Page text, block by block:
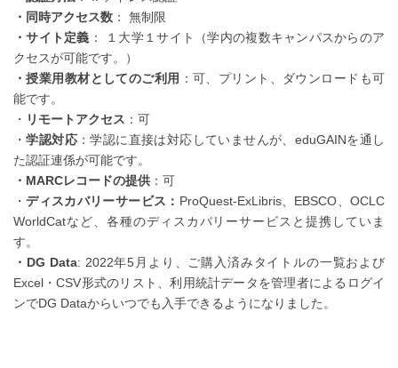
・同時アクセス数 ： 無制限
・サイト定義 ： １大学１サイト（学内の複数キャンパスからのア
クセスが可能です。）
・授業用教材としてのご利用 ：可、プリント、ダウンロードも可
能です。
・ リモートアクセス ：可
・学認対応 ：学認に直接は対応していませんが、eduGAINを通し
た認証連係が可能です。
・MARCレコードの提供 ：可
・ディスカバリーサービス： ProQuest-ExLibris、EBSCO、OCLC
WorldCatなど、各種のディスカバリーサービスと提携していま
す。
・DG Data: 2022年5月より、ご購入済みタイトルの一覧および
Excel・CSV形式のリスト、利用統計データを管理者によるログイ
ンでDG Dataからいつでも入手できるようになりました。